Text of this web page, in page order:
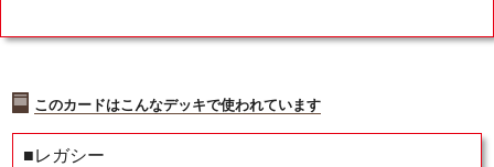
このカードはこんなデッキで使われています
■レガシー